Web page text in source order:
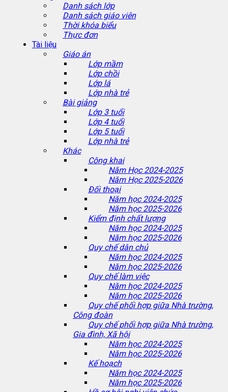
Danh sách lớp
Danh sách giáo viên
Thời khóa biểu
Thực đơn
Tài liệu
Giáo án
Lớp mầm
Lớp chồi
Lớp lá
Lớp nhà trẻ
Bài giảng
Lớp 3 tuổi
Lớp 4 tuổi
Lớp 5 tuổi
Lớp nhà trẻ
Khác
Công khai
Năm Học 2024-2025
Năm Học 2025-2026
Đối thoại
Năm học 2024-2025
Năm học 2025-2026
Kiểm định chất lượng
Năm học 2024-2025
Năm học 2025-2026
Quy chế dân chủ
Năm học 2024-2025
Năm học 2025-2026
Quy chế làm việc
Năm học 2024-2025
Năm học 2025-2026
Quy chế phối hợp giữa Nhà trường,
Công đoàn
Quy chế phối hợp giữa Nhà trường,
Gia đình, Xã hội
Năm học 2024-2025
Năm học 2025-2026
Kế hoạch
Năm học 2024-2025
Năm học 2025-2026